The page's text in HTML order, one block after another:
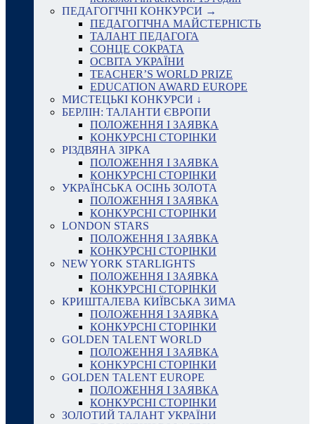
ПЕДАГОГІЧНІ КОНКУРСИ →
ПЕДАГОГІЧНА МАЙСТЕРНІСТЬ
ТАЛАНТ ПЕДАГОГА
СОНЦЕ СОКРАТА
ОСВІТА УКРАЇНИ
TEACHER’S WORLD PRIZE
EDUCATION AWARD EUROPE
МИСТЕЦЬКІ КОНКУРСИ ↓
БЕРЛІН: ТАЛАНТИ ЄВРОПИ
ПОЛОЖЕННЯ І ЗАЯВКА
КОНКУРСНІ СТОРІНКИ
РІЗДВЯНА ЗІРКА
ПОЛОЖЕННЯ І ЗАЯВКА
КОНКУРСНІ СТОРІНКИ
УКРАЇНСЬКА ОСІНЬ ЗОЛОТА
ПОЛОЖЕННЯ І ЗАЯВКА
КОНКУРСНІ СТОРІНКИ
LONDON STARS
ПОЛОЖЕННЯ І ЗАЯВКА
КОНКУРСНІ СТОРІНКИ
NEW YORK STARLIGHTS
ПОЛОЖЕННЯ І ЗАЯВКА
КОНКУРСНІ СТОРІНКИ
КРИШТАЛЕВА КИЇВСЬКА ЗИМА
ПОЛОЖЕННЯ І ЗАЯВКА
КОНКУРСНІ СТОРІНКИ
GOLDEN TALENT WORLD
ПОЛОЖЕННЯ І ЗАЯВКА
КОНКУРСНІ СТОРІНКИ
GOLDEN TALENT EUROPE
ПОЛОЖЕННЯ І ЗАЯВКА
КОНКУРСНІ СТОРІНКИ
ЗОЛОТИЙ ТАЛАНТ УКРАЇНИ